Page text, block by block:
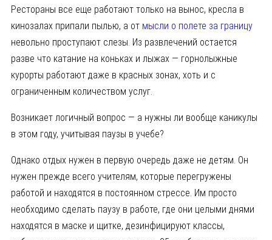
Рестораны все еще работают только на вынос, кресла в
кинозалах припали пылью, а от мысли о полете за границу
невольно проступают слезы. Из развлечений остается
разве что катание на коньках и лыжах — горнолыжные
курорты работают даже в красных зонах, хоть и с
ограниченным количеством услуг.
Возникает логичный вопрос — а нужны ли вообще каникулы
в этом году, учитывая паузы в учебе?
Однако отдых нужен в первую очередь даже не детям. Он
нужен прежде всего учителям, которые перегружены
работой и находятся в постоянном стрессе. Им просто
необходимо сделать паузу в работе, где они целыми днями
находятся в маске и щитке, дезинфицируют классы,